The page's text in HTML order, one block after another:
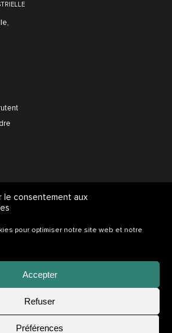
le consentement aux
pour optimiser notre site web et notre
Accepter
Refuser
Préférences